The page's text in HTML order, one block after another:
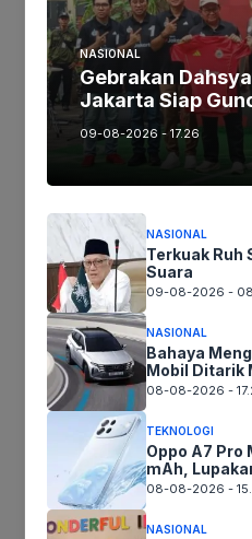
Jika keberatan atau
Artikel maupun foto
Terima Kasih
Tags:
Ikuti kami :
Tinggalkan komentar
Komentar
NASIONAL
Gebrakan
Jakarta Siap
09-08-2026 - 17.26
NASIONAL
Terkuak Ruh
Suara
09-08-2026 -
NASIONAL
Bahaya
Mobil Ditarik
08-08-2026 -
TEKNOLOGI
Oppo A7 Pro
mAh,
08-08-2026 -
NASIONAL